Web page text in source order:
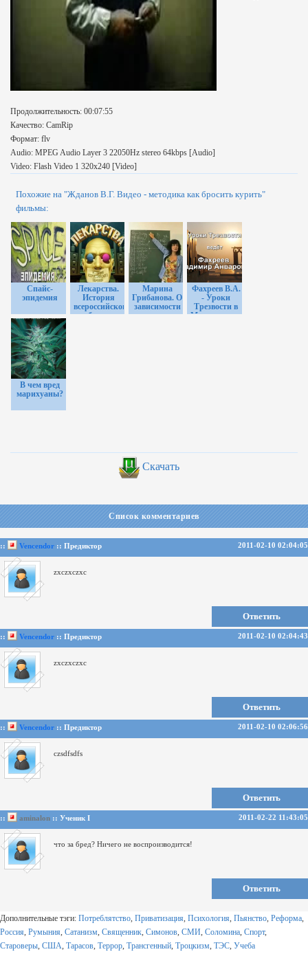
Продолжительность: 00:07:55
Качество: CamRip
Формат: flv
Audio: MPEG Audio Layer 3 22050Hz stereo 64kbps [Audio]
Video: Flash Video 1 320x240 [Video]
Похожие на "Жданов В.Г. Видео - методика как бросить курить"
фильмы:
Спайс-
эпидемия
Лекарства.
История
всероссийского
обмана.
Марина
Грибанова. О
зависимости
весело и
Фахреев В.А.
- Уроки
Трезвости в
Магнитогорске
В чем вред
марихуаны?
Скачать
Список комментариев
:: Vencendor :: Предиктор 2011-02-10 02:04:05
zxczxczxc
Ответить
:: Vencendor :: Предиктор 2011-02-10 02:04:43
zxczxczxc
Ответить
:: Vencendor :: Предиктор 2011-02-10 02:06:56
czsdfsdfs
Ответить
:: aminalon :: Ученик I 2011-02-22 11:43:05
что за бред? Ничего не воспроизводится!
Ответить
Дополнительные тэги: Потреблятство, Приватизация, Психология, Пьянство, Реформа,
Россия, Румыния, Сатанизм, Священник, Симонов, СМИ, Соломина, Спорт,
Староверы, США, Тарасов, Террор, Трансгенный, Троцкизм, ТЭС, Учеба